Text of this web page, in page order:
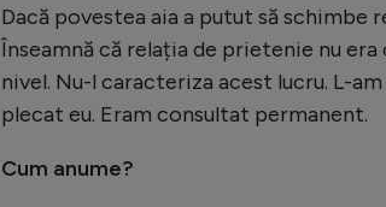
Dacă povestea aia a putut să schimbe
Înseamnă că relația de prietenie nu
nivel. Nu-l caracteriza acest lucru. L-
plecat eu. Eram consultat permanent.
Cum anume?